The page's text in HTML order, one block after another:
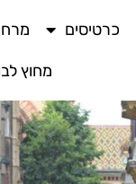
כרטיסים
מחוץ